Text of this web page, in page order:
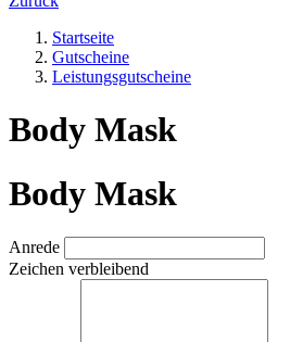
Startseite
Gutscheine
Leistungsgutscheine
Body Mask
Body Mask
Anrede
Zeichen verbleibend